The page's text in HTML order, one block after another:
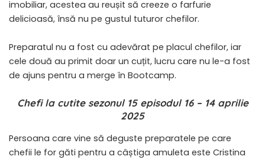
imobiliar, acestea au reușit să creeze o farfurie
delicioasă, însă nu pe gustul tuturor chefilor.
Preparatul nu a fost cu adevărat pe placul chefilor, iar
cele două au primit doar un cuțit, lucru care nu le-a fost
de ajuns pentru a merge în Bootcamp.
Chefi la cutite sezonul 15 episodul 16 – 14 aprilie
2025
Persoana care vine să deguste preparatele pe care
chefii le for găti pentru a câștiga amuleta este Cristina